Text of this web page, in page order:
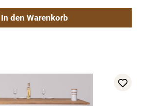
In den Warenkorb